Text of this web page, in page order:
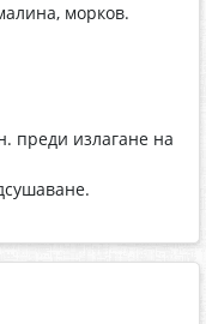
морков.
прeди излaгане на